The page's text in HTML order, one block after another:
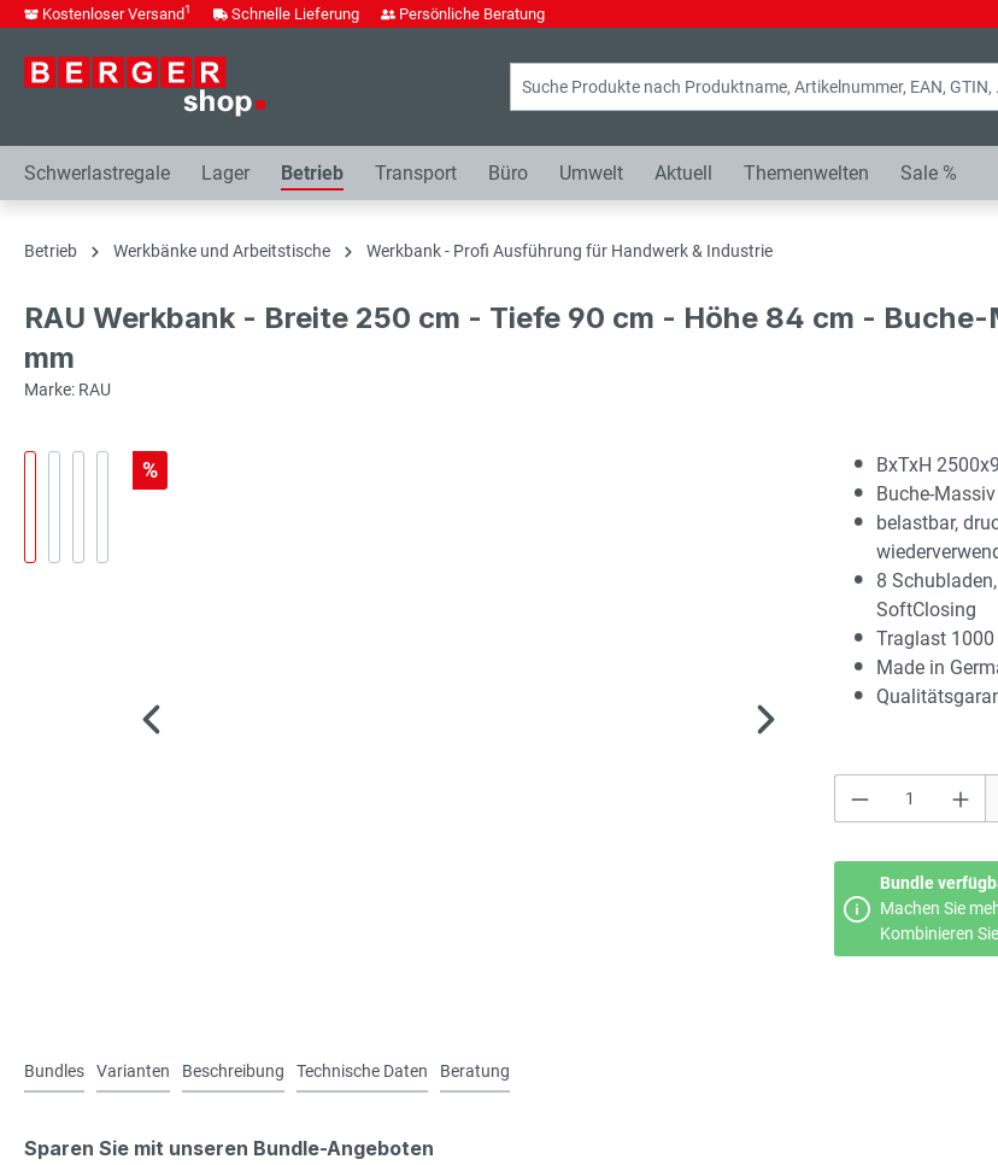
Zur Hauptnavigation springen
Kostenloser Versand1 Schnelle Lieferung Persönliche Beratung
Schwerlastregale Lager Betrieb Transport Büro Umwelt Aktuell Themenwelten Sale %
Betrieb Werkbänke und Arbeitstische Werkbank - Profi Ausführung für Handwerk & Industrie
RAU Werkbank - Breite 250 cm - Tiefe 90 cm - Höhe 84 cm -
mm
Marke: RAU
%
BxTxH
Buche-
belastbar,
8
SoftClosing
Traglast 1000
Made in
Produkt
Bundle
Machen Sie
Kombinieren
Bundles Varianten Beschreibung Technische Daten Beratung
Sparen Sie mit unseren Bundle-Angeboten